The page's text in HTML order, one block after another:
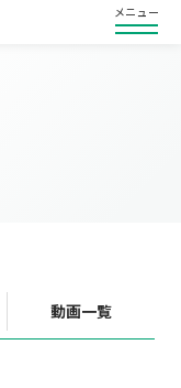
メニュー
動画一覧